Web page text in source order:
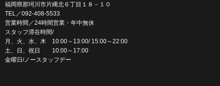
福岡県那珂川市片縄北６丁目１８－１０
TEL／092-408-5533
営業時間／24時間営業・年中無休
スタッフ滞在時間/
月、火、水、木 10:00～13:00/ 15:00～22:00
土、日、祝日 10:00～17:00
金曜日/ノースタッフデー